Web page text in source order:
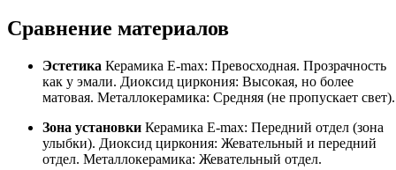
Сравнение материалов
Эстетика Керамика E-max: Превосходная. Прозрачность
как у эмали. Диоксид циркония: Высокая, но более
матовая. Металлокерамика: Средняя (не пропускает свет).
Зона установки Керамика E-max: Передний отдел (зона
улыбки). Диоксид циркония: Жевательный и передний
отдел. Металлокерамика: Жевательный отдел.